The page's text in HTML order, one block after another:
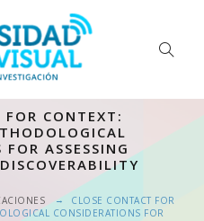
FOR CONTEXT:
ASSESSING
→
CLOSE CONTACT FOR
CONSIDERATIONS FOR